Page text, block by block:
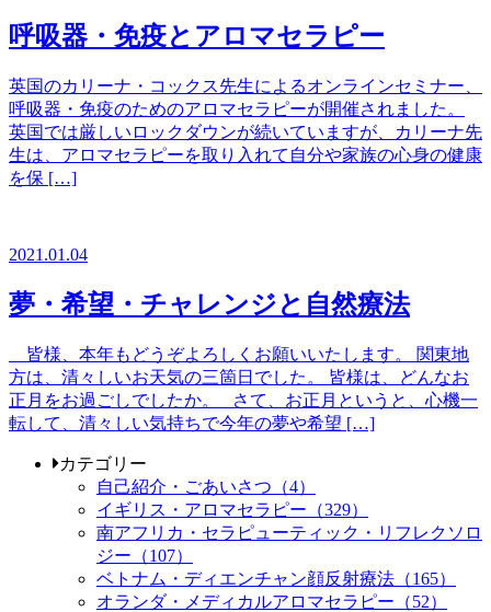
呼吸器・免疫とアロマセラピー
英国のカリーナ・コックス先生によるオンラインセミナー、
呼吸器・免疫のためのアロマセラピーが開催されました。
英国では厳しいロックダウンが続いていますが、カリーナ先
生は、アロマセラピーを取り入れて自分や家族の心身の健康
を保 […]
2021.01.04
夢・希望・チャレンジと自然療法
皆様、本年もどうぞよろしくお願いいたします。 関東地
方は、清々しいお天気の三箇日でした。 皆様は、どんなお
正月をお過ごしでしたか。 さて、お正月というと、心機一
転して、清々しい気持ちで今年の夢や希望 […]
カテゴリー
自己紹介・ごあいさつ（4）
イギリス・アロマセラピー（329）
南アフリカ・セラピューティック・リフレクソロ
ジー（107）
ベトナム・ディエンチャン顔反射療法（165）
オランダ・メディカルアロマセラピー（52）